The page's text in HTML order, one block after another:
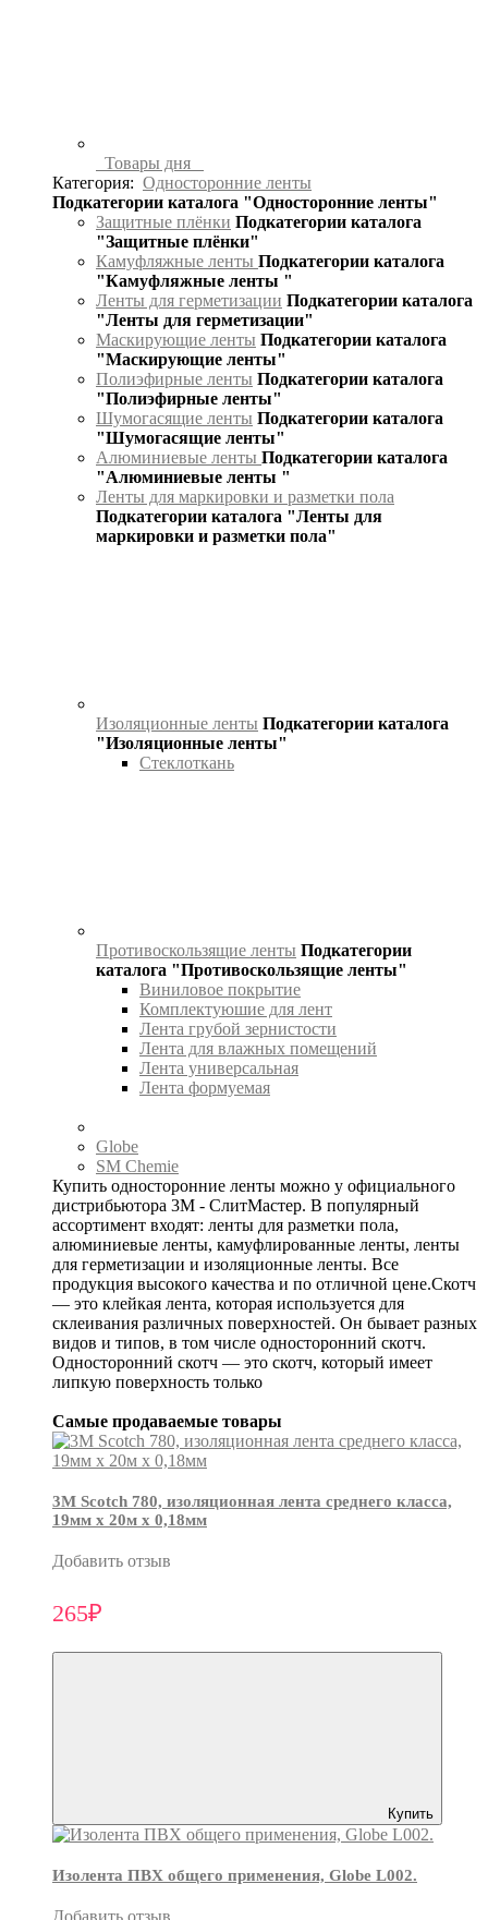
Товары дня
Категория: Односторонние ленты
Подкатегории каталога "Односторонние ленты"
Защитные плёнки Подкатегории каталога
"Защитные плёнки"
Камуфляжные ленты Подкатегории каталога
"Камуфляжные ленты "
Ленты для герметизации Подкатегории каталога
"Ленты для герметизации"
Маскирующие ленты Подкатегории каталога
"Маскирующие ленты"
Полиэфирные ленты Подкатегории каталога
"Полиэфирные ленты"
Шумогасящие ленты Подкатегории каталога
"Шумогасящие ленты"
Алюминиевые ленты Подкатегории каталога
"Алюминиевые ленты "
Ленты для маркировки и разметки пола
Подкатегории каталога "Ленты для
маркировки и разметки пола"
Изоляционные ленты Подкатегории каталога
"Изоляционные ленты"
Стеклоткань
Противоскользящие ленты Подкатегории
каталога "Противоскользящие ленты"
Виниловое покрытие
Комплектуюшие для лент
Лента грубой зернистости
Лента для влажных помещений
Лента универсальная
Лента формуемая
Globe
SM Chemie
Купить односторонние ленты можно у официального
дистрибьютора 3М - СлитМастер. В популярный
ассортимент входят: ленты для разметки пола,
алюминиевые ленты, камуфлированные ленты, ленты
для герметизации и изоляционные ленты. Все
продукция высокого качества и по отличной цене.Скотч
— это клейкая лента, которая используется для
склеивания различных поверхностей. Он бывает разных
видов и типов, в том числе односторонний скотч.
Односторонний скотч — это скотч, который имеет
липкую поверхность только
Самые продаваемые товары
3М Scotch 780, изоляционная лента среднего класса,
19мм х 20м х 0,18мм
Добавить отзыв
265₽
Купить
Изолента ПВХ общего применения, Globe L002.
Добавить отзыв